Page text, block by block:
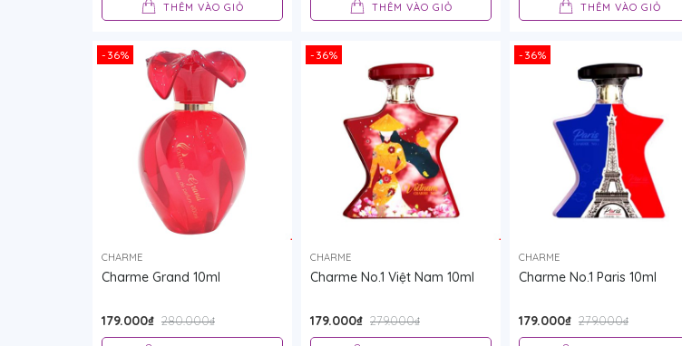
THÊM VÀO GIỎ THÊM VÀO GIỎ THÊM VÀO GIỎ
-36%
CHARME
Charme Grand 10ml
179.000₫ 280.000₫
-36%
CHARME
Charme No.1 Việt Nam 10ml
179.000₫ 279.000₫
-36%
CHARME
Charme No.1 Paris 10ml
179.000₫ 279.000₫